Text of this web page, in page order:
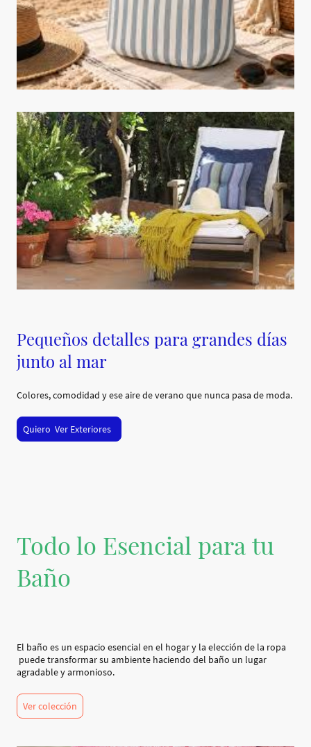
Pequeños detalles para grandes días
junto al mar
Colores, comodidad y ese aire de verano que nunca pasa de moda.
Quiero Ver Exteriores
Todo lo Esencial para tu
Baño
El baño es un espacio esencial en el hogar y la elección de la ropa
puede transformar su ambiente haciendo del baño un lugar
agradable y armonioso.
Ver colección